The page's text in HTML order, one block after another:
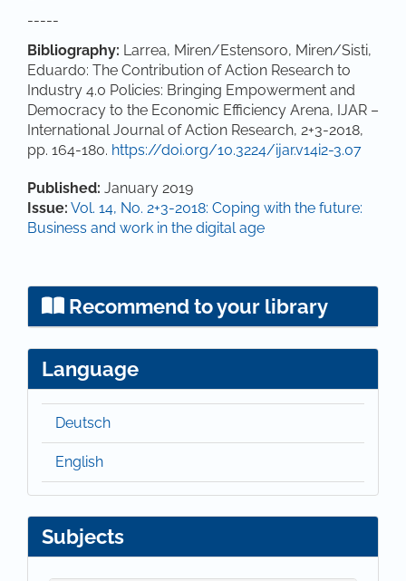
-----
Bibliography: Larrea, Miren/Estensoro, Miren/Sisti,
Eduardo: The Contribution of Action Research to
Industry 4.0 Policies: Bringing Empowerment and
Democracy to the Economic Efficiency Arena, IJAR –
International Journal of Action Research, 2+3-2018,
pp. 164-180. https://doi.org/10.3224/ijar.v14i2-3.07
Article Details
Published: January 2019
Issue: Vol. 14, No. 2+3-2018: Coping with the future:
Business and work in the digital age
Recommend to your library
Language
Deutsch
English
Subjects